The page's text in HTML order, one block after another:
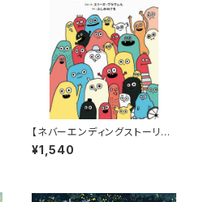
【ネバーエンディングストーリー
のような永遠に続く！】『だれだっ
て』
¥1,540